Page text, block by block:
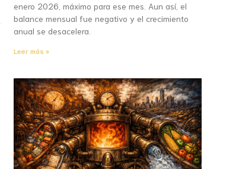
enero 2026, máximo para ese mes. Aun así, el
balance mensual fue negativo y el crecimiento
anual se desacelera.
Leer más »